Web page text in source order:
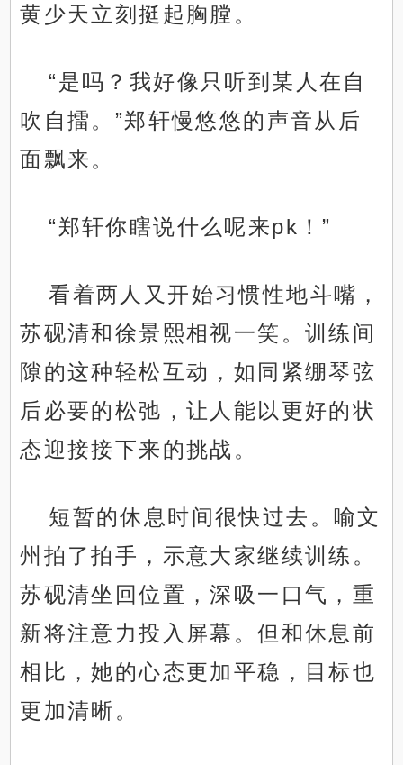
黄少天立刻挺起胸膛。
“是吗？我好像只听到某人在自
吹自擂。”郑轩慢悠悠的声音从后
面飘来。
“郑轩你瞎说什么呢来pk！”
看着两人又开始习惯性地斗嘴，
苏砚清和徐景熙相视一笑。训练间
隙的这种轻松互动，如同紧绷琴弦
后必要的松弛，让人能以更好的状
态迎接接下来的挑战。
短暂的休息时间很快过去。喻文
州拍了拍手，示意大家继续训练。
苏砚清坐回位置，深吸一口气，重
新将注意力投入屏幕。但和休息前
相比，她的心态更加平稳，目标也
更加清晰。